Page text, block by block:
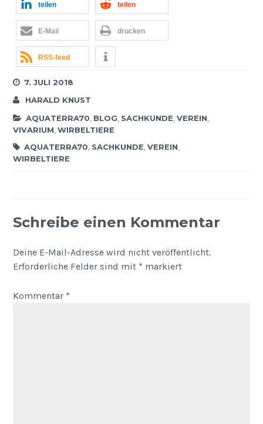
teilen teilen
E-Mail drucken
RSS-feed
7. JULI 2018
HARALD KNUST
AQUATERRA70 BLOG SACHKUNDE ,VEREIN
VIVARIUM ,WIRBELTIERE
AQUATERRA70, SACHKUNDE,VEREIN,
WIRBELTIERE
Schreibe einen Kommentar
Deine E-Mail-Adresse wird nicht veröffentlicht.
Erforderliche Felder sind mit * markiert
Kommentar *